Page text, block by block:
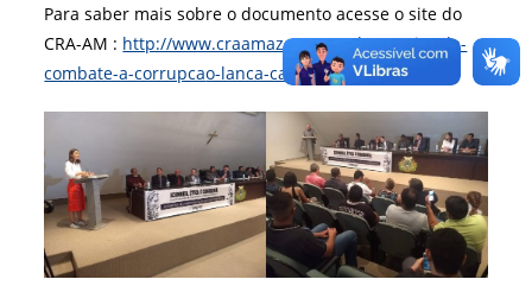
Para saber mais sobre o documento acesse o site do
CRA-AM : http://www.craamazonas.org.br/comite-de-
combate-a-corrupcao-lanca-carta-compromisso